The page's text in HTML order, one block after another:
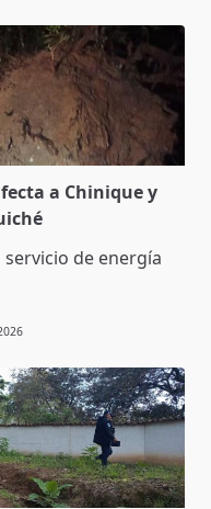
a Chinique y
de energía